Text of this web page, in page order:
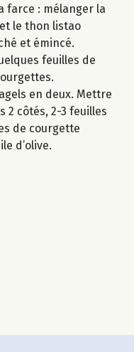
farce : mélanger la
le thon listao
et émincé.
feuilles de
en deux. Mettre
côtés, 2-3 feuilles
de courgette
d’olive.